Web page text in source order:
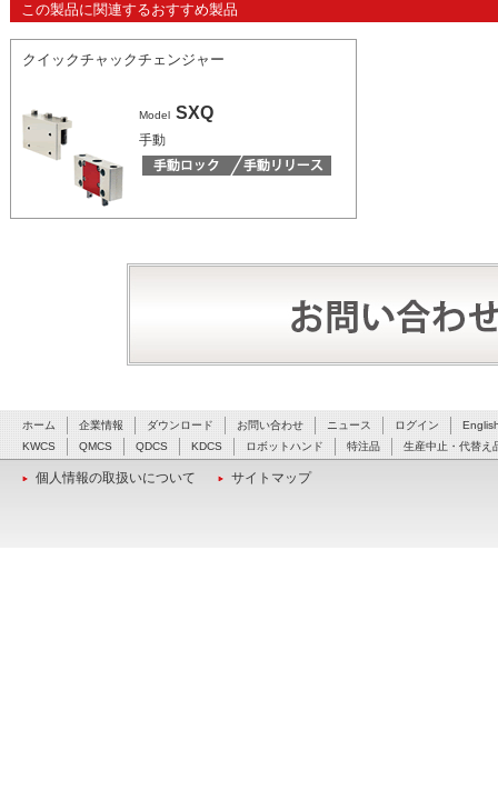
この製品に関連するおすすめ製品
クイックチャックチェンジャー
Model SXQ
手動
ホーム 企業情報 ダウンロード お問い合わせ ニュース ログイン
KWCS
QMCS QDCS KDCS ロボットハンド 特注品 生産中止・代替え
個人情報の取扱いについて サイトマップ